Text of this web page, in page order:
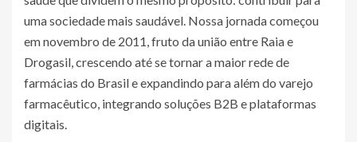
uma sociedade mais saudável. Nossa jornada começou
em novembro de 2011, fruto da união entre Raia e
Drogasil, crescendo até se tornar a maior rede de
farmácias do Brasil e expandindo para além do varejo
farmacêutico, integrando soluções B2B e plataformas
digitais.